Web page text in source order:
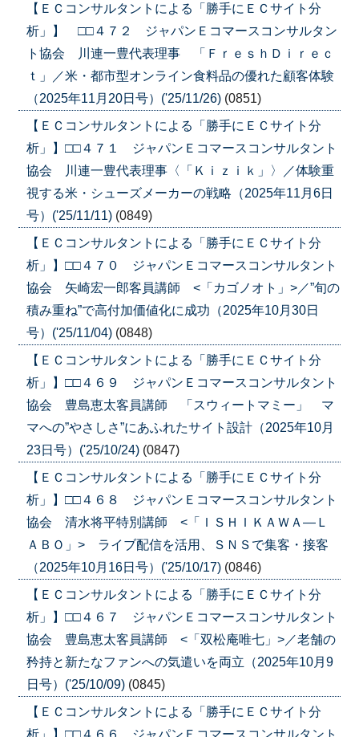
【ＥＣコンサルタントによる「勝手にＥＣサイト分
析」】 □□４７２ ジャパンＥコマースコンサルタン
ト協会 川連一豊代表理事 「ＦｒｅｓｈＤｉｒｅｃ
ｔ」／米・都市型オンライン食料品の優れた顧客体験
（2025年11月20日号）('25/11/26) (0851)
【ＥＣコンサルタントによる「勝手にＥＣサイト分
析」】□□４７１ ジャパンＥコマースコンサルタント
協会 川連一豊代表理事〈「Ｋｉｚｉｋ」〉／体験重
視する米・シューズメーカーの戦略（2025年11月6日
号）('25/11/11) (0849)
【ＥＣコンサルタントによる「勝手にＥＣサイト分
析」】□□４７０ ジャパンＥコマースコンサルタント
協会 矢崎宏一郎客員講師 <「カゴノオト」>／”旬の
積み重ね”で高付加価値化に成功（2025年10月30日
号）('25/11/04) (0848)
【ＥＣコンサルタントによる「勝手にＥＣサイト分
析」】□□４６９ ジャパンＥコマースコンサルタント
協会 豊島恵太客員講師 「スウィートマミー」 マ
マへの”やさしさ”にあふれたサイト設計（2025年10月
23日号）('25/10/24) (0847)
【ＥＣコンサルタントによる「勝手にＥＣサイト分
析」】□□４６８ ジャパンＥコマースコンサルタント
協会 清水将平特別講師 <「ＩＳＨＩＫＡＷＡ―Ｌ
ＡＢＯ」> ライブ配信を活用、ＳＮＳで集客・接客
（2025年10月16日号）('25/10/17) (0846)
【ＥＣコンサルタントによる「勝手にＥＣサイト分
析」】□□４６７ ジャパンＥコマースコンサルタント
協会 豊島恵太客員講師 <「双松庵唯七」>／老舗の
矜持と新たなファンへの気遣いを両立（2025年10月9
日号）('25/10/09) (0845)
【ＥＣコンサルタントによる「勝手にＥＣサイト分
析」】□□４６６ ジャパンＥコマースコンサルタント